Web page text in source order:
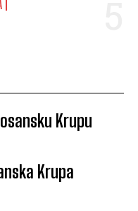
Krupu
Krupa